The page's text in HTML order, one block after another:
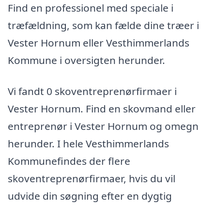
Find en professionel med speciale i
træfældning, som kan fælde dine træer i
Vester Hornum eller Vesthimmerlands
Kommune i oversigten herunder.
Vi fandt 0 skoventreprenørfirmaer i
Vester Hornum. Find en skovmand eller
entreprenør i Vester Hornum og omegn
herunder. I hele Vesthimmerlands
Kommunefindes der flere
skoventreprenørfirmaer, hvis du vil
udvide din søgning efter en dygtig